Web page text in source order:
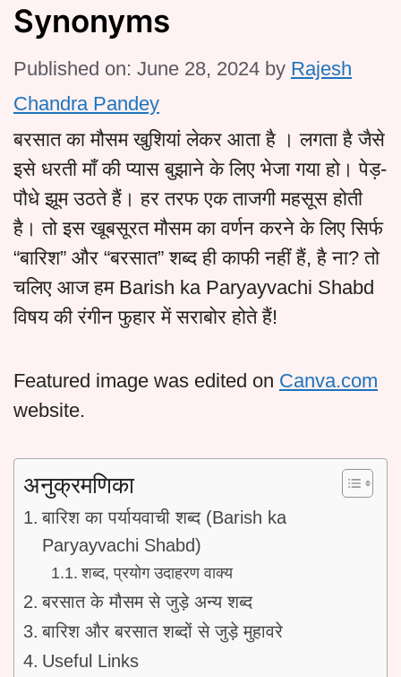
Synonyms
Published on: June 28, 2024 by Rajesh
Chandra Pandey
बरसात का मौसम खुशियां लेकर आता है । लगता है जैसे
इसे धरती माँ की प्यास बुझाने के लिए भेजा गया हो। पेड़-
पौधे झूम उठते हैं। हर तरफ एक ताजगी महसूस होती
है। तो इस खूबसूरत मौसम का वर्णन करने के लिए सिर्फ
“बारिश” और “बरसात” शब्द ही काफी नहीं हैं, है ना? तो
चलिए आज हम Barish ka Paryayvachi Shabd
विषय की रंगीन फुहार में सराबोर होते हैं!
Featured image was edited on Canva.com
website.
अनुक्रमणिका
बारिश का पर्यायवाची शब्द (Barish ka
Paryayvachi Shabd)
शब्द, प्रयोग उदाहरण वाक्य
बरसात के मौसम से जुड़े अन्य शब्द
बारिश और बरसात शब्दों से जुड़े मुहावरे
Useful Links